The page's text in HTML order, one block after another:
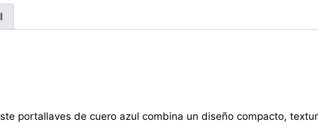
portallaves de cuero azul combina un diseño compacto,